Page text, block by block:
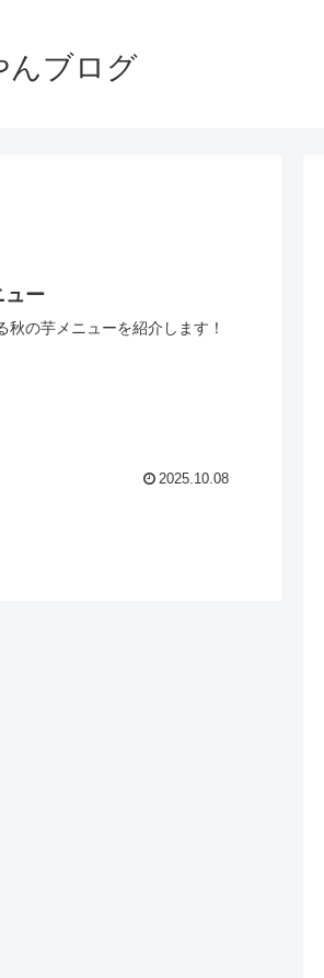
んブログ
ー
の芋メニューを紹介します！
2025.10.08